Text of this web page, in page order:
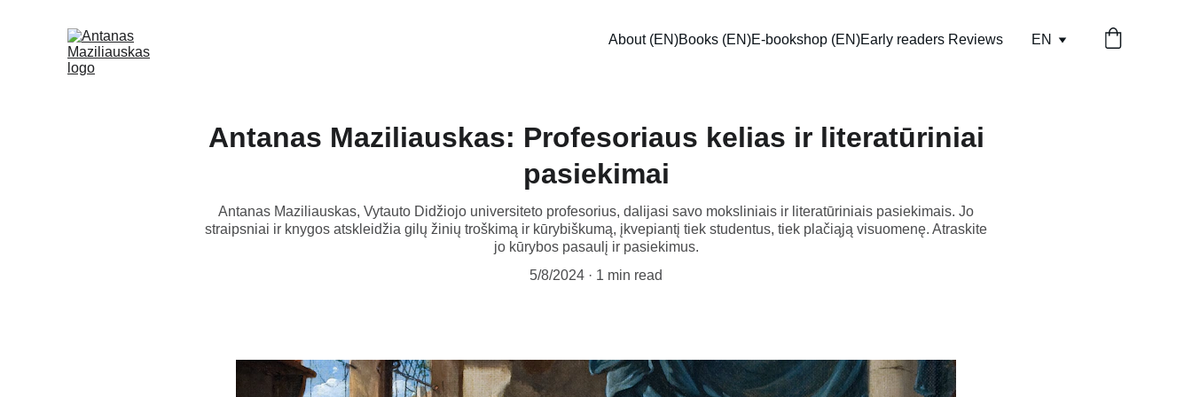
About (EN)Books (EN)E-bookshop (EN)Early readers Reviews EN
Antanas Maziliauskas: Profesoriaus kelias ir literatūriniai
pasiekimai
Antanas Maziliauskas, Vytauto Didžiojo universiteto profesorius, dalijasi savo moksliniais ir literatūriniais pasiekimais. Jo
straipsniai ir knygos atskleidžia gilų žinių troškimą ir kūrybiškumą, įkvepiantį tiek studentus, tiek plačiąją visuomenę. Atraskite
jo kūrybos pasaulį ir pasiekimus.
5/8/2024
1 min read